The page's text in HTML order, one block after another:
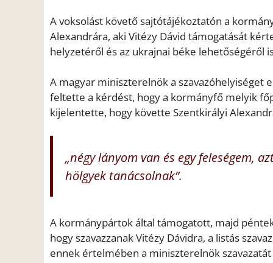
A voksolást követő sajtótájékoztatón a
Alexandrára, aki Vitézy Dávid támogatását
helyzetéről és az ukrajnai béke lehetőségéről
A magyar miniszterelnök a
feltette a kérdést, hogy a kormányfő melyik
kijelentette, hogy követte Szentkirályi
„négy lányom van és egy feleségem,
hölgyek tanácsolnak”.
A kormánypártok által támogatott, majd
hogy szavazzanak Vitézy Dávidra, a listás
ennek értelmében a miniszterelnök